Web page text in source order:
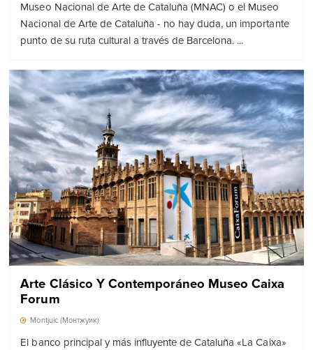
Museo Nacional de Arte de Cataluña (MNAC) o el Museo
Nacional de Arte de Cataluña - no hay duda, un importante
punto de su ruta cultural a través de Barcelona. ...
Arte Clásico Y Contemporáneo Museo Caixa
Forum
Montjuic (Монтжуик)
El banco principal y más influyente de Cataluña «La Caixa»